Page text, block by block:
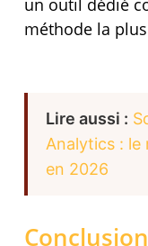
méthode la
Lire aussi :
Analytics : le
en 2026